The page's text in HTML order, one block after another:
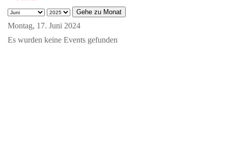
Gehe zu Monat
Montag, 17. Juni 2024
Es wurden keine Events gefunden